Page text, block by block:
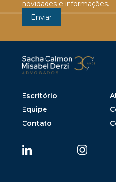
novidades e informações.
Escritório
Equipe
Contato